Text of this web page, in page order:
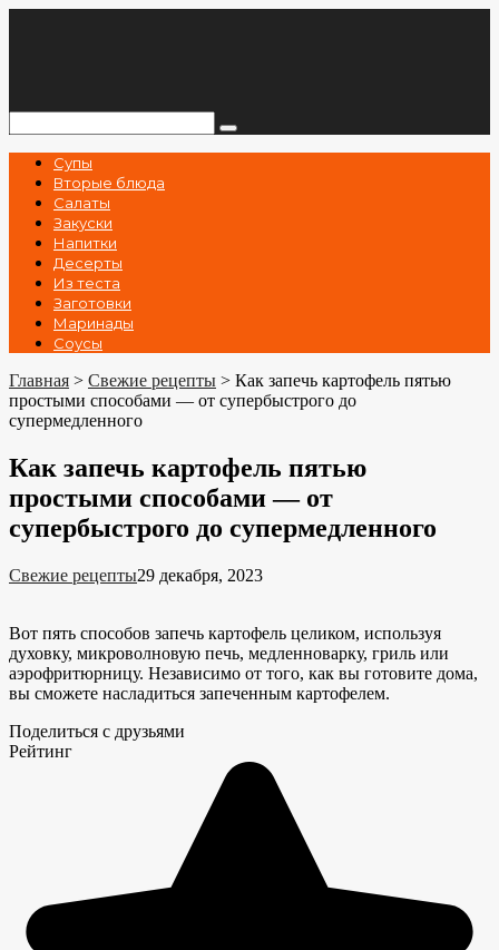
Супы
Вторые блюда
Салаты
Закуски
Напитки
Десерты
Из теста
Заготовки
Маринады
Соусы
Главная > Свежие рецепты > Как запечь картофель пятью
простыми способами — от супербыстрого до
супермедленного
Как запечь картофель пятью
простыми способами — от
супербыстрого до супермедленного
Свежие рецепты29 декабря, 2023
Вот пять способов запечь картофель целиком, используя
духовку, микроволновую печь, медленноварку, гриль или
аэрофритюрницу. Независимо от того, как вы готовите дома,
вы сможете насладиться запеченным картофелем.
Поделиться с друзьями
Рейтинг